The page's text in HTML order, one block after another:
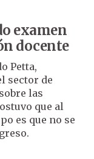
examen
docente
Petta,
sector de
las
que al
es que no se